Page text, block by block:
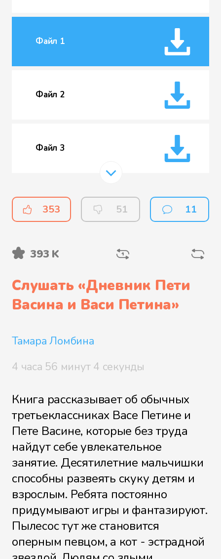
Файл 1
Файл 2
Файл 3
Файл 4
Файл 5
Файл 6
Файл 7
Файл 8
Файл 9
Файл 10
353 51 11
393 K
Слушать «Дневник Пети
Васина и Васи Петина»
Тамара Ломбина
4 часа 56 минут 4 секунды
Книга рассказывает об обычных
третьеклассниках Васе Петине и
Пете Васине, которые без труда
найдут себе увлекательное
занятие. Десятилетние мальчишки
способны развеять скуку детям и
взрослым. Ребята постоянно
придумывают игры и фантазируют.
Пылесос тут же становится
оперным певцом, а кот - эстрадной